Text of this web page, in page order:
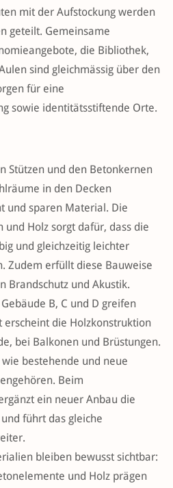
mit der Aufstockung werden
geteilt. Gemeinsame
die Bibliothek,
sind gleichmässig über den
für eine
sowie identitätsstiftende Orte.
Stützen und den Betonkernen
in den Decken
und sparen Material. Die
und Holz sorgt dafür, dass die
und gleichzeitig leichter
Zudem erfüllt diese Bauweise
Brandschutz und Akustik.
B, C und D greifen
erscheint die Holzkonstruktion
bei Balkonen und Brüstungen.
bestehende und neue
Beim
ein neuer Anbau die
führt das gleiche
bleiben bewusst sichtbar:
und Holz prägen